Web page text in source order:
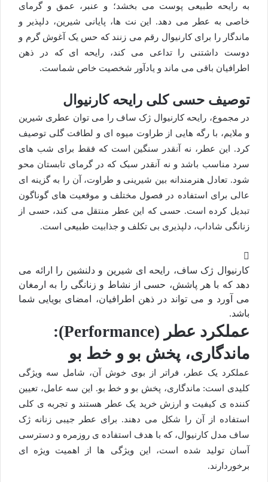
به رایحه طبیعی پوست می بخشد؛ و عنبر، عمق و گرمای
خاصی به عطر می دهد. این نت ها، پایانی شیرین، دلپذیر و
ماندگار را برای کارنیوال رقم می زنند که حس یک آغوش گرم و
دوست داشتنی را تداعی می کند، رایحه ای که در ذهن
اطرافیان باقی می ماند و یادآور شخصیت خاص شماست.
توصیف حسی کلی رایحه کارنیوال
در مجموع، رایحه کارنیوال ژک ساف را می توان عطری شیرین
و ملایم، با رگه هایی از طراوت میوه ای و لطافت گلی توصیف
کرد. این عطر، نه آنقدر سنگین است که فقط برای شب های
سرد مناسب باشد و نه آنقدر سبک که در گرمای تابستان محو
شود. تعادل هنرمندانه بین شیرینی و طراوت، آن را به گزینه ای
عالی برای استفاده در فصول مختلف و موقعیت های گوناگون
تبدیل کرده است. حسی که این عطر منتقل می کند، حسی از
زنانگی شاداب، دلپذیری بی تکلف و جذابیت طبیعی است.
کارنیوال ژک ساف، رایحه ای شیرین و دلنشین را ارائه می
دهد که با هر پاشش، حسی از نشاط و زنانگی را به ارمغان
می آورد و می تواند در ذهن اطرافیان، امضای بویایی شما
باشد.
عملکرد عطر (Performance):
ماندگاری، پخش بو و خط بو
عملکرد یک عطر، فراتر از بوی خوش آن، شامل سه ویژگی
کلیدی است: ماندگاری، پخش بو و خط بو. این سه عامل، تعیین
کننده ی کیفیت و ارزش خرید یک عطر هستند و تجربه ی کلی
استفاده از آن را شکل می دهند. برای عطر جیبی زنانه ژک
ساف مدل کارنیوال، که با هدف استفاده ی روزمره و دسترسی
آسان تولید شده است، این ویژگی ها از اهمیت ویژه ای
برخوردارند.